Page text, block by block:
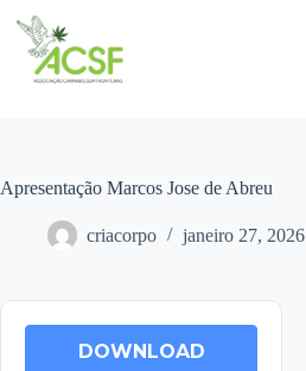
para
conteúdo
Apresentação Marcos Jose de Abreu
criacorpo janeiro 27, 2026
DOWNLOAD